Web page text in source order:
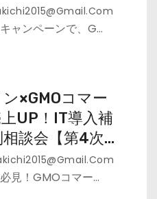
ャンペーンで、G…
×GMOコマー
UP！IT導入補
談会【第4次申
見！GMOコマー…